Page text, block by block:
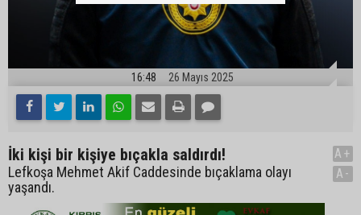
16:48 26 Mayıs 2025
İki kişi bir kişiye bıçakla saldırdı!
Lefkoşa Mehmet Akif Caddesinde bıçaklama olayı
yaşandı.
A+
A-